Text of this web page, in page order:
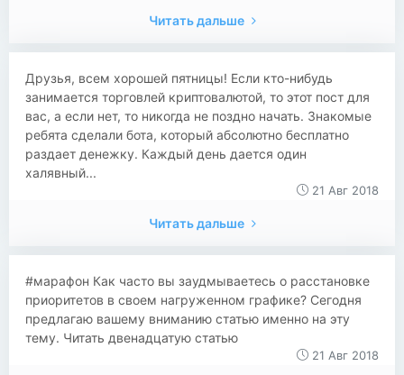
Читать дальше
​Друзья, всем хорошей пятницы! Если кто-нибудь
занимается торговлей криптовалютой, то этот пост для
вас, а если нет, то никогда не поздно начать. Знакомые
ребята сделали бота, который абсолютно бесплатно
раздает денежку. Каждый день дается один
халявный...
21 Авг 2018
Читать дальше
#марафон Как часто вы заудмываетесь о расстановке
приоритетов в своем нагруженном графике? Сегодня
предлагаю вашему вниманию статью именно на эту
тему. Читать двенадцатую статью
21 Авг 2018